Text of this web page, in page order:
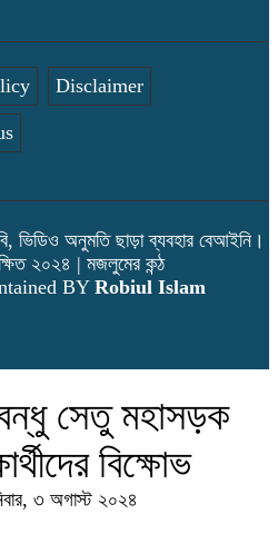
Disclaimer
ভিডিও অনুমতি ছাড়া ব্যবহার বেআইনি।
২০২৪ | মজলুমের কন্ঠ
BYRobiul Islam
সেতু মহাসড়ক
বিক্ষোভ
৩ অগাস্ট ২০২৪